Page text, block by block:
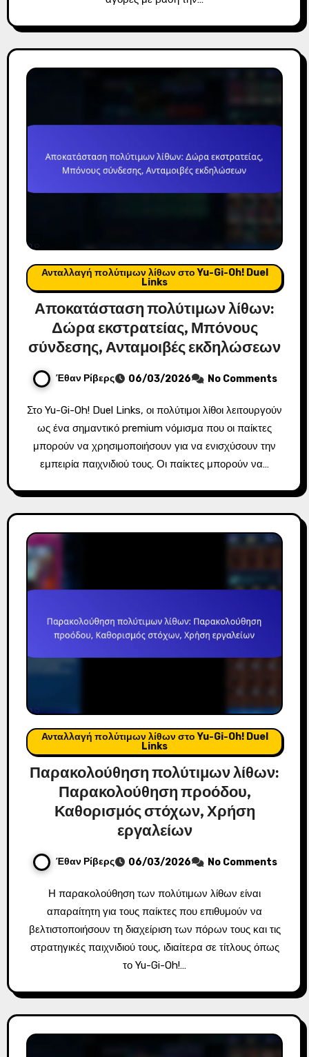
Ανταλλαγή πολύτιμων λίθων στο Yu-Gi-Oh! Duel
Links
Αποκατάσταση πολύτιμων λίθων:
Δώρα εκστρατείας, Μπόνους
σύνδεσης, Ανταμοιβές εκδηλώσεων
Έθαν Ρίβερς 06/03/2026 No Comments
Στο Yu-Gi-Oh! Duel Links, οι πολύτιμοι λίθοι λειτουργούν
ως ένα σημαντικό premium νόμισμα που οι παίκτες
μπορούν να χρησιμοποιήσουν για να ενισχύσουν την
εμπειρία παιχνιδιού τους. Οι παίκτες μπορούν να…
Ανταλλαγή πολύτιμων λίθων στο Yu-Gi-Oh! Duel
Links
Παρακολούθηση πολύτιμων λίθων:
Παρακολούθηση προόδου,
Καθορισμός στόχων, Χρήση
εργαλείων
Έθαν Ρίβερς 06/03/2026 No Comments
Η παρακολούθηση των πολύτιμων λίθων είναι
απαραίτητη για τους παίκτες που επιθυμούν να
βελτιστοποιήσουν τη διαχείριση των πόρων τους και τις
στρατηγικές παιχνιδιού τους, ιδιαίτερα σε τίτλους όπως
το Yu-Gi-Oh!…